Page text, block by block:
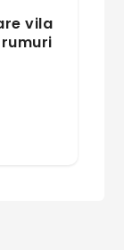
vila